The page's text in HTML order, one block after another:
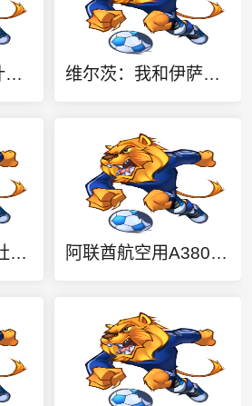
伊劳拉：雅凯预计能出战最后一场热身赛 柯蒂斯·琼斯只是轻伤 维尔茨：我和伊萨克在进攻端配合得不错，正适应新节奏和训练要求
表现亮眼！TA：社区盾杯迎战曼城，措利斯和道曼大概率依旧会首发 阿联酋航空用A380波音777客机零部件，纯手工打造2.4米阿森纳队徽